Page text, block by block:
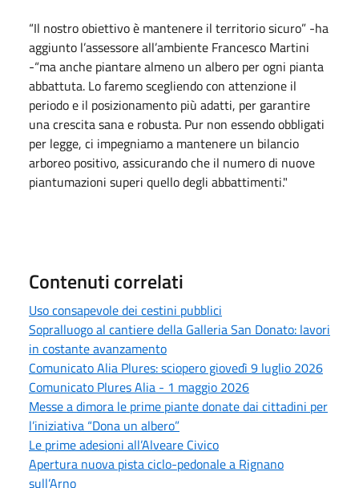
“Il nostro obiettivo è mantenere il territorio sicuro” -ha
aggiunto l’assessore all’ambiente Francesco Martini
-“ma anche piantare almeno un albero per ogni pianta
abbattuta. Lo faremo scegliendo con attenzione il
periodo e il posizionamento più adatti, per garantire
una crescita sana e robusta. Pur non essendo obbligati
per legge, ci impegniamo a mantenere un bilancio
arboreo positivo, assicurando che il numero di nuove
piantumazioni superi quello degli abbattimenti."
Contenuti correlati
Uso consapevole dei cestini pubblici
Sopralluogo al cantiere della Galleria San Donato: lavori
in costante avanzamento
Comunicato Alia Plures: sciopero giovedì 9 luglio 2026
Comunicato Plures Alia - 1 maggio 2026
Messe a dimora le prime piante donate dai cittadini per
l’iniziativa “Dona un albero”
Le prime adesioni all’Alveare Civico
Apertura nuova pista ciclo-pedonale a Rignano
sull’Arno